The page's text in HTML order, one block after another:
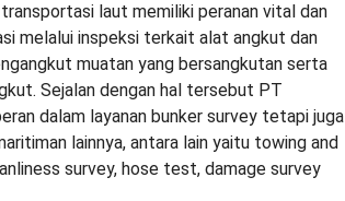
laut memiliki peranan vital dan
melalui inspeksi terkait alat angkut dan
muatan yang bersangkutan serta
Sejalan dengan hal tersebut PT
dalam layanan bunker survey tetapi juga
lainnya, antara lain yaitu towing and
survey, hose test, damage survey